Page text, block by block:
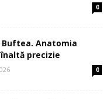
0
Anatomia
precizie
0